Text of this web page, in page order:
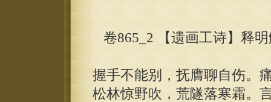
卷865_2 【遗画工诗】释
握手不能别，抚膺聊自伤。
松林惊野吹，荒隧落寒霜。